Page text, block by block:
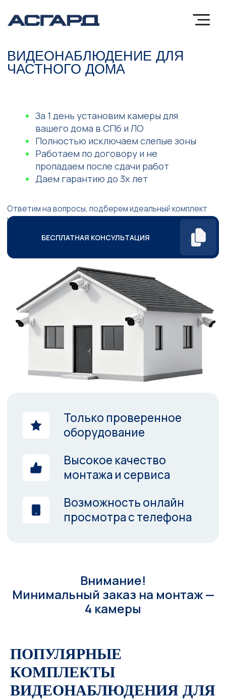
ЧАСТНОГО ДОМА
пропадаем после сдачи работ
Даем гарантию до 3х лет
Ответим на вопросы, подберем идеальный комплект
камер для вас
БЕСПЛАТНАЯ КОНСУЛЬТАЦИЯ
Только проверенное
оборудование
Высокое качество
просмотра с телефона
Внимание!
Минимальный заказ на монтаж —
4 камеры
ПОПУЛЯРНЫЕ
КОМПЛЕКТЫ
ВИДЕОНАБЛЮДЕНИЯ ДЛЯ